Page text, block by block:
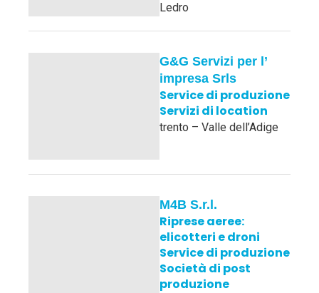
Ledro
G&G Servizi per l’
impresa Srls
Service di produzione
Servizi di location
trento – Valle dell’Adige
M4B S.r.l.
Riprese aeree:
elicotteri e droni
Service di produzione
Società di post
produzione